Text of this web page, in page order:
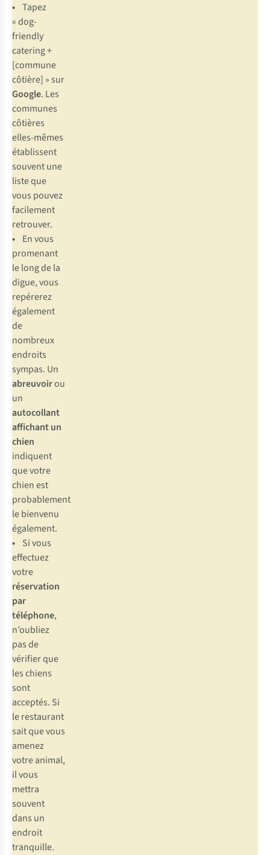
• Tapez
« dog-
friendly
catering +
[commune
côtière] » sur
Google. Les
communes
côtières
elles-mêmes
établissent
souvent une
liste que
vous pouvez
facilement
retrouver.
• En vous
promenant
le long de la
digue, vous
repérerez
également
de
nombreux
endroits
sympas. Un
abreuvoirou
un
autocollant
affichant un
chien
indiquent
que votre
chien est
probablement
le bienvenu
également.
• Si vous
effectuez
votre
réservation
par
téléphone,
n’oubliez
pas de
vérifier que
les chiens
sont
acceptés. Si
le restaurant
sait que vous
amenez
votre animal,
il vous
mettra
souvent
dans un
endroit
tranquille.